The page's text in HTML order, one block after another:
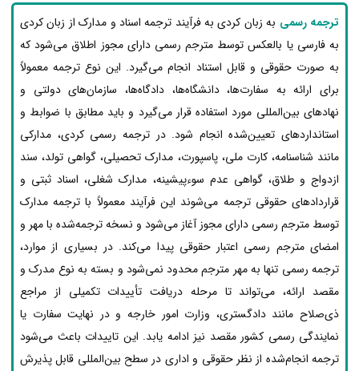
ترجمه رسمی به زبان کردی به فرآیند ترجمه اسناد و مدارک از زبان کردی
به فارسی یا بالعکس توسط مترجم رسمی دارای مجوز اطلاق می‌شود که
به صورت حقوقی و قابل استناد انجام می‌گیرد. این نوع ترجمه معمولاً
برای ارائه به سفارت‌ها، دانشگاه‌ها، دادگاه‌ها، سازمان‌های دولتی و
نهادهای بین‌المللی مورد استفاده قرار می‌گیرد و باید مطابق با ضوابط و
استانداردهای تعیین‌شده انجام شود. در ترجمه رسمی کردی، مدارکی
مانند شناسنامه، کارت ملی، پاسپورت، مدارک تحصیلی، گواهی تولد، سند
ازدواج و طلاق، گواهی عدم سوءپیشینه، مدارک شغلی، اسناد ثبتی و
قراردادهای حقوقی ترجمه می‌شوند این فرآیند معمولاً با ترجمه مدارک
توسط مترجم رسمی دارای مجوز آغاز می‌شود و نسخه ترجمه‌شده با مهر و
امضای مترجم رسمی اعتبار حقوقی پیدا می‌کند. در بسیاری از موارد،
ترجمه رسمی تنها به مهر مترجم محدود نمی‌شود و بسته به نوع مدرک و
مقصد ارائه، می‌تواند تا مرحله دریافت تأییدات تکمیلی از مراجع
ذی‌صلاح مانند دادگستری، وزارت امور خارجه و در نهایت سفارت یا
نمایندگی رسمی کشور مقصد نیز ادامه یابد. این تاییدات باعث می‌شود
ترجمه انجام‌شده از نظر حقوقی و اداری در سطح بین‌المللی قابل پذیرش